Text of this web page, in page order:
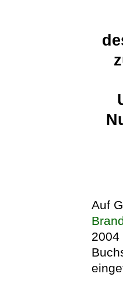
Auf
2004